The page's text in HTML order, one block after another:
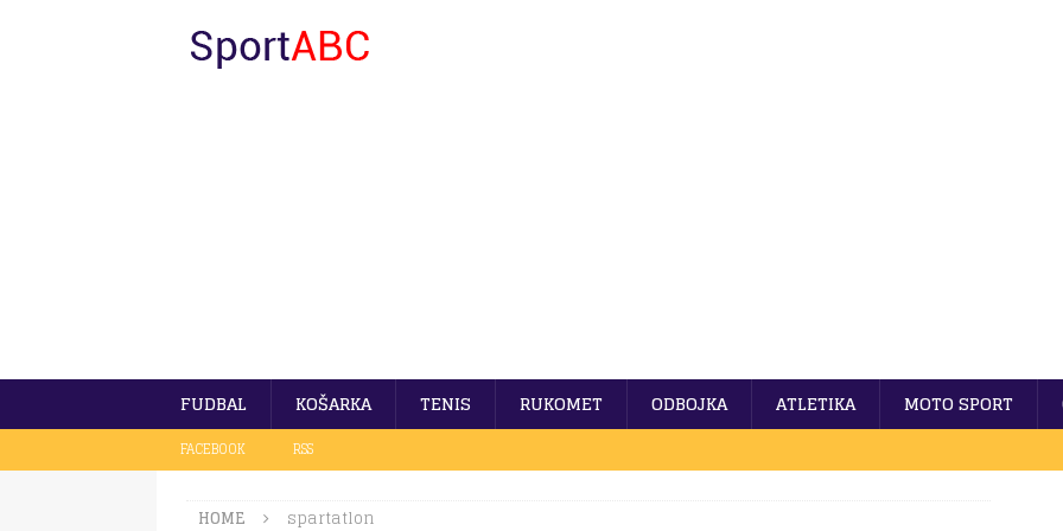
FUDBAL KOŠARKA TENIS RUKOMET ODBOJKA ATLETIKA MOTO SPORT
FACEBOOK RSS
HOME spartatlon